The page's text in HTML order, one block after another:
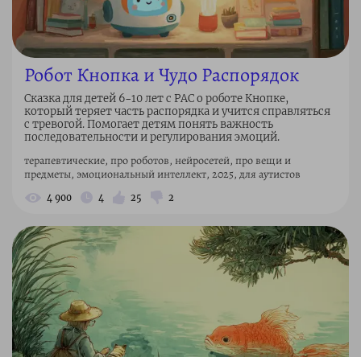
Робот Кнопка и Чудо Распорядок
Сказка для детей 6–10 лет с РАС о роботе Кнопке,
который теряет часть распорядка и учится справляться
с тревогой. Помогает детям понять важность
последовательности и регулирования эмоций.
терапевтические, про роботов, нейросетей, про вещи и
предметы, эмоциональный интеллект, 2025, для аутистов
4 900 4 25 2